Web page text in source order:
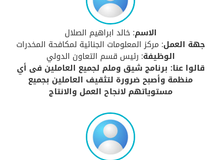
الاسم: خالد ابراهيم الصلال
جهة العمل: مركز المعلومات الجنائية لمكافحة المخدرات
الوظيفة: رئيس قسم التعاون الدولي
قالوا عنا: برنامج شيق وملم لجميع العاملين فى أي
منظمة وأصبح ضرورة لتثقيف العاملين بجميع
مستوياتهم لانجاح العمل والانتاج